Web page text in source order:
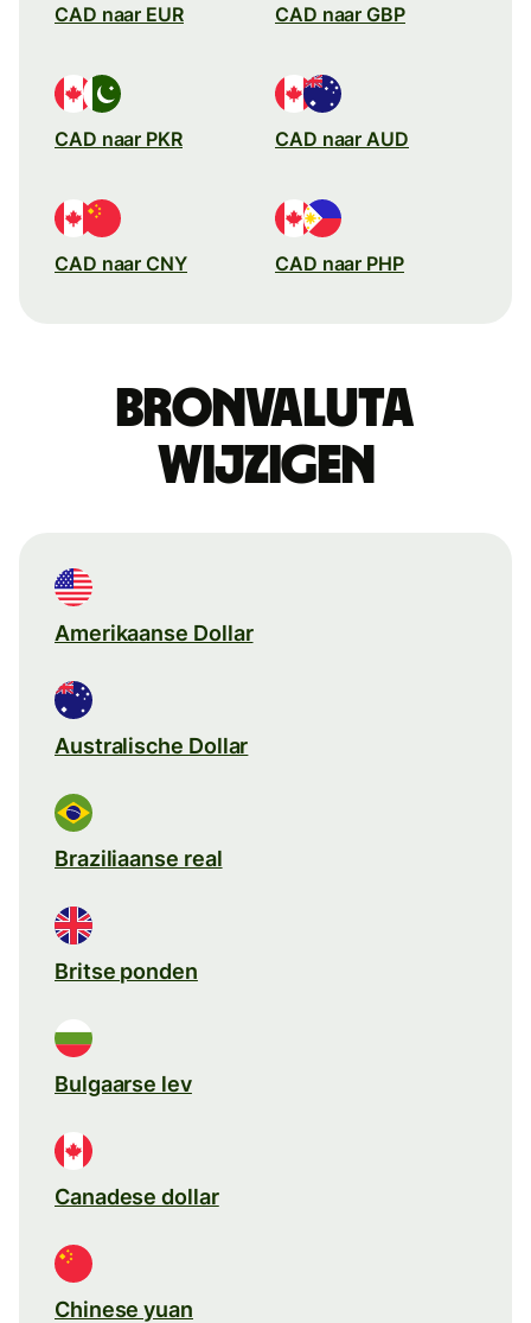
CAD naar EUR CAD naar GBP
CAD naar PKR CAD naar AUD
CAD naar CNY CAD naar PHP
Bronvaluta
wijzigen
Amerikaanse Dollar
Australische Dollar
Braziliaanse real
Britse ponden
Bulgaarse lev
Canadese dollar
Chinese yuan